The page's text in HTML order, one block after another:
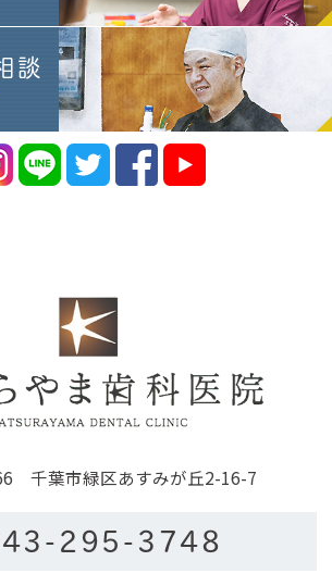
談
千葉市緑区あすみが丘2-16-7
295-3748